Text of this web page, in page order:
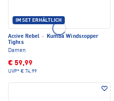
IM SET ERHÄLTLICH
Active Rebel ·
Kumba Windstopper
Tights
Damen
€ 59,99
UVP* € 74,99